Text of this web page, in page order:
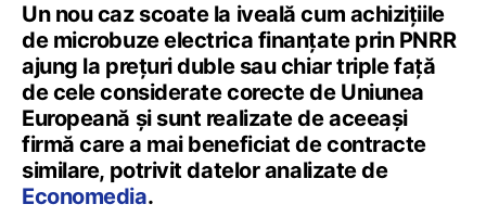
Un nou caz scoate la iveală cum achizițiile
de microbuze electrica finanțate prin PNRR
ajung la prețuri duble sau chiar triple față
de cele considerate corecte de Uniunea
Europeană și sunt realizate de aceeași
firmă care a mai beneficiat de contracte
similare, potrivit datelor analizate de
Economedia.